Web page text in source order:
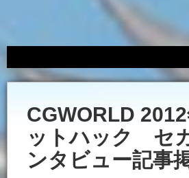
CGWORLD
ットハック セ
ンタビュー記事